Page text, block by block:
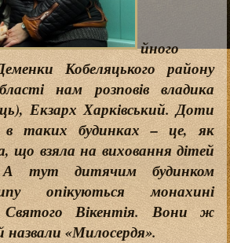
йного
Кобеляцького району
нам розповів владика
Екзарх Харківський. Доти
в таких будинках – це, як
що взяла на виховання дітей
А тут дитячим будинком
опікуються монахині
Святого Вікентія. Вони ж
назвали «Милосердя».